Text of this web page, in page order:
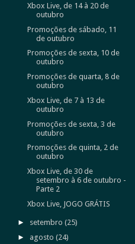
Xbox Live, de 14 à 20 de
outubro
Promoções de sábado, 11
de outubro
Promoções de sexta, 10 de
outubro
Promoções de quarta, 8 de
outubro
Xbox Live, de 7 à 13 de
outubro
Promoções de sexta, 3 de
outubro
Promoções de quinta, 2 de
outubro
Xbox Live, de 30 de
setembro à 6 de outubro -
Parte 2
Xbox Live, JOGO GRÁTIS
► setembro(25)
► agosto(24)